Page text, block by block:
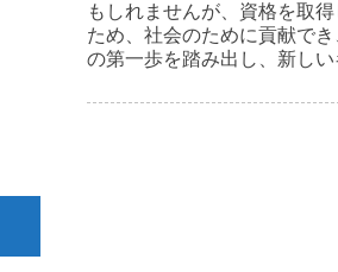
もしれませんが、資格を取
ため、社会のために貢献で
の第一歩を踏み出し、新し